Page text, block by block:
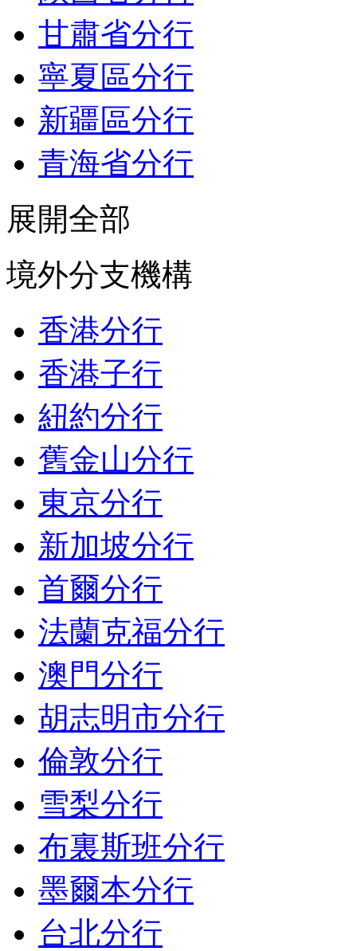
甘肅省分行
寧夏區分行
新疆區分行
青海省分行
展開全部
境外分支機構
香港分行
香港子行
紐約分行
舊金山分行
東京分行
新加坡分行
首爾分行
法蘭克福分行
澳門分行
胡志明市分行
倫敦分行
雪梨分行
布裏斯班分行
墨爾本分行
台北分行